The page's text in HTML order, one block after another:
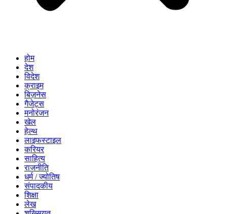
होम
देश
विदेश
क्राइम
बिज़नेस
गैजेट्स
मनोरंजन
खेल
हेल्थ
लाइफस्टाइल
करियर
साहित्य
राजनीति
धर्म / ज्योतिष
संपादकीय
शिक्षा
लेख